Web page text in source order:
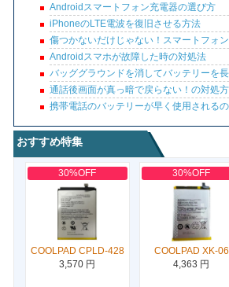
Androidスマートフォン充電器の選び方
iPhoneのLTE電波を復旧させる方法
傷つかないだけじゃない！スマートフォ
Androidスマホが故障した時の対処法
バッググラウンドを消してバッテリーを
通話後画面が真っ暗で戻らない！の対処
携帯電話のバッテリーが早く使用される
おすすめ特集
30%OFF
COOLPAD CPLD-428
3,570 円
30%OFF
COOLPAD XK-06
4,363 円